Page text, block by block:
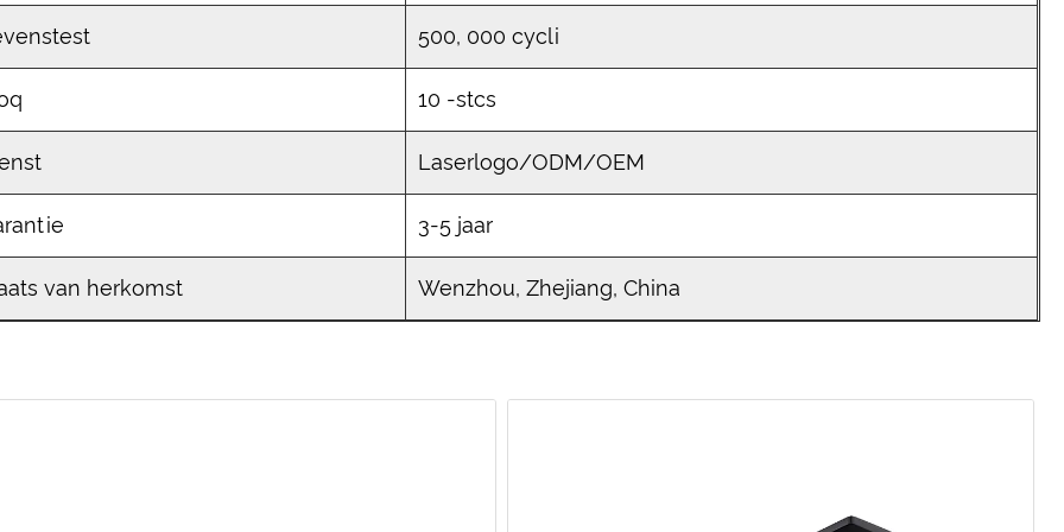
500, 000 cycli
10 -stcs
Laserlogo/ODM/OEM
3-5 jaar
van herkomst Wenzhou, Zhejiang, China